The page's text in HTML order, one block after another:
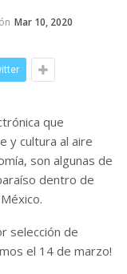
Mar 10, 2020
que
y cultura al aire
son algunas de
dentro de
selección de
el 14 de marzo!